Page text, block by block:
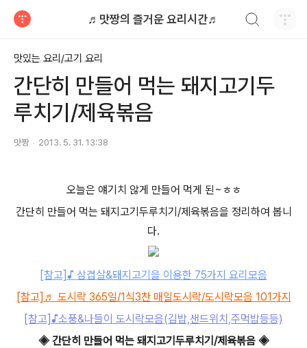
♬맛짱의 즐거운 요리시간♬
맛있는 요리/고기 요리
간단히 만들어 먹는 돼지고기두
루치기/제육볶음
맛짱 2013. 5. 31. 13:38
오늘은 얘기치 않게 만들어 먹게 된~ㅎㅎ
간단히 만들어 먹는 돼지고기두루치기/제육볶음을 정리하여 봅니
다.
[참고]♪ 삼겹살&돼지고기을 이용한 75가지 요리모음
[참고]♬ 도시락 365일/1식3찬 매일도시락/도시락모음 101가지
[참고]♪소풍&나들이 도시락모음(김밥,샌드위치,주먹밥등등)
◈ 간단히 만들어 먹는 돼지고기두루치기/제육볶음 ◈